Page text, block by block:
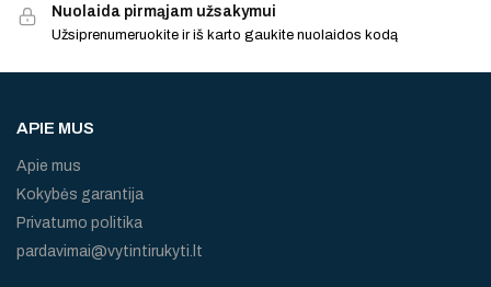
Nuolaida pirmąjam užsakymui
Užsiprenumeruokite ir iš karto gaukite nuolaidos kodą
APIE MUS
Apie mus
Kokybės garantija
Privatumo politika
pardavimai@vytintirukyti.lt